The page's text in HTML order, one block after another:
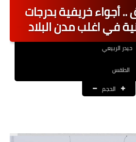
اخبار القطاع العام
اخبار القطاع الخاص
العقود والاجور اليومية
أجواء خريفية بدرجات
في اغلب مدن البلاد
حيدر الربيعي
الطقس
الحجم